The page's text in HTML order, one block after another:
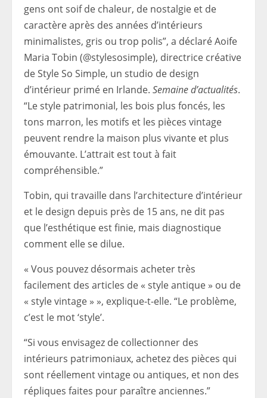
gens ont soif de chaleur, de nostalgie et de
caractère après des années d’intérieurs
minimalistes, gris ou trop polis”, a déclaré Aoife
Maria Tobin (@stylesosimple), directrice créative
de Style So Simple, un studio de design
d’intérieur primé en Irlande. Semaine d’actualités.
“Le style patrimonial, les bois plus foncés, les
tons marron, les motifs et les pièces vintage
peuvent rendre la maison plus vivante et plus
émouvante. L’attrait est tout à fait
compréhensible.”
Tobin, qui travaille dans l’architecture d’intérieur
et le design depuis près de 15 ans, ne dit pas
que l’esthétique est finie, mais diagnostique
comment elle se dilue.
« Vous pouvez désormais acheter très
facilement des articles de « style antique » ou de
« style vintage » », explique-t-elle. “Le problème,
c’est le mot ‘style’.
“Si vous envisagez de collectionner des
intérieurs patrimoniaux, achetez des pièces qui
sont réellement vintage ou antiques, et non des
répliques faites pour paraître anciennes.”